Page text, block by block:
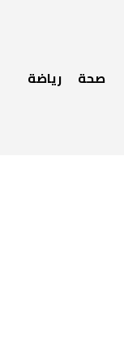
صحة رياضة